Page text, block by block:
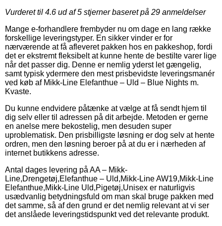
Vurderet til 4.6 ud af 5 stjerner baseret på 29 anmeldelser
Mange e-forhandlere frembyder nu om dage en lang række
forskellige leveringstyper. En sikker vinder er for
nærværende at få afleveret pakken hos en pakkeshop, fordi
det er ekstremt fleksibelt at kunne hente de bestilte varer lige
når det passer dig. Denne er nemlig yderst let gængelig,
samt typisk ydermere den mest prisbevidste leveringsmanér
ved køb af Mikk-Line Elefanthue – Uld – Blue Nights m.
Kvaste.
Du kunne endvidere påtænke at vælge at få sendt hjem til
dig selv eller til adressen på dit arbejde. Metoden er gerne
en anelse mere bekostelig, men desuden super
uproblematisk. Den prisbilligste løsning er dog selv at hente
ordren, men den løsning beroer på at du er i nærheden af
internet butikkens adresse.
Antal dages levering på AA – Mikk-
Line,Drengetøj,Elefanthue – Uld,Mikk-Line AW19,Mikk-Line
Elefanthue,Mikk-Line Uld,Pigetøj,Unisex er naturligvis
usædvanlig betydningsfuld om man skal bruge pakken med
det samme, så af den grund er det nemlig relevant at vi ser
det anslåede leveringstidspunkt ved det relevante produkt.